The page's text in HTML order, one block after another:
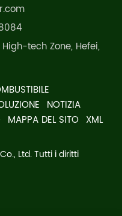
High-tech Zone, Hefei,
NOTIZIA
MAPPA DEL SITO XML
Ltd. Tutti i diritti